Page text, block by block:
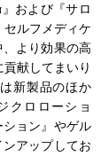
および『サロ
セルフメディケ
より効果の高
献してまいり
新製品のほか
クロローショ
ョン』やゲル
アップしてお